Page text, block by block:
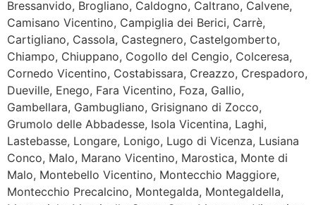
Bressanvido, Brogliano, Caldogno, Caltrano, Calvene,
Camisano Vicentino, Campiglia dei Berici, Carrè,
Cartigliano, Cassola, Castegnero, Castelgomberto,
Chiampo, Chiuppano, Cogollo del Cengio, Colceresa,
Cornedo Vicentino, Costabissara, Creazzo, Crespadoro,
Dueville, Enego, Fara Vicentino, Foza, Gallio,
Gambellara, Gambugliano, Grisignano di Zocco,
Grumolo delle Abbadesse, Isola Vicentina, Laghi,
Lastebasse, Longare, Lonigo, Lugo di Vicenza, Lusiana
Conco, Malo, Marano Vicentino, Marostica, Monte di
Malo, Montebello Vicentino, Montecchio Maggiore,
Montecchio Precalcino, Montegalda, Montegaldella,